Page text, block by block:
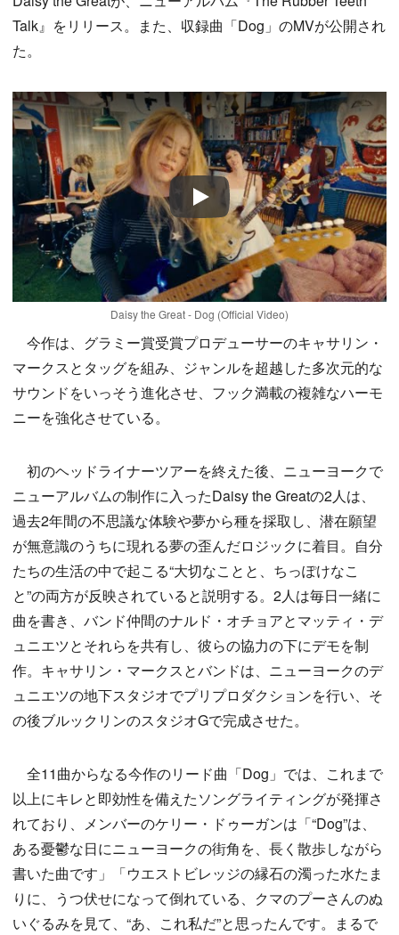
Talk』をリリース。また、収録曲「Dog」のMVが公開され
た。
Play
Daisy the Great - Dog (Official Video)
今作は、グラミー賞受賞プロデューサーのキャサリン・
マークスとタッグを組み、ジャンルを超越した多次元的な
サウンドをいっそう進化させ、フック満載の複雑なハーモ
ニーを強化させている。
初のヘッドライナーツアーを終えた後、ニューヨークで
ニューアルバムの制作に入ったDaisy the Greatの2人は、
過去2年間の不思議な体験や夢から種を採取し、潜在願望
が無意識のうちに現れる夢の歪んだロジックに着目。自分
たちの生活の中で起こる“大切なことと、ちっぽけなこ
と”の両方が反映されていると説明する。2人は毎日一緒に
曲を書き、バンド仲間のナルド・オチョアとマッティ・デ
ュニエツとそれらを共有し、彼らの協力の下にデモを制
作。キャサリン・マークスとバンドは、ニューヨークのデ
ュニエツの地下スタジオでプリプロダクションを行い、そ
の後ブルックリンのスタジオGで完成させた。
全11曲からなる今作のリード曲「Dog」では、これまで
以上にキレと即効性を備えたソングライティングが発揮さ
れており、メンバーのケリー・ドゥーガンは「“Dog”は、
ある憂鬱な日にニューヨークの街角を、長く散歩しながら
書いた曲です」「ウエストビレッジの縁石の濁った水たま
りに、うつ伏せになって倒れている、クマのプーさんのぬ
いぐるみを見て、“あ、これ私だ”と思ったんです。まるで